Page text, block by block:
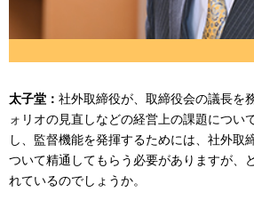
太子堂： 社外取締役が、取締役会の議長を
ォリオの見直しなどの経営上の課題につい
し、監督機能を発揮するためには、社外取
ついて精通してもらう必要がありますが、
れているのでしょうか。